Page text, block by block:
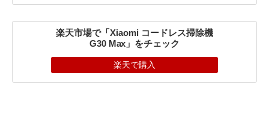
楽天市場で「Xiaomi コードレス掃除機
G30 Max」をチェック
楽天で購入